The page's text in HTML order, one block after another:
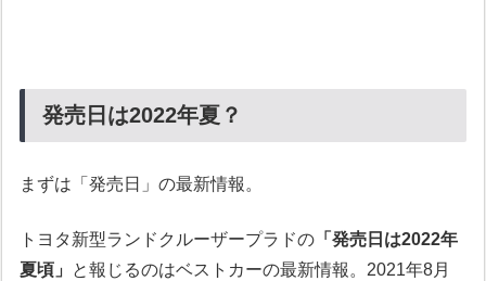
発売日は2022年夏？
まずは「発売日」の最新情報。
トヨタ新型ランドクルーザープラドの 「発売日は2022年
夏頃」
と報じるのはベストカーの最新情報。2021年8月